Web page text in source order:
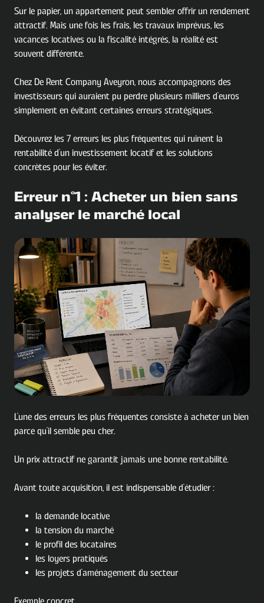
Sur le papier, un appartement peut sembler offrir un rendement
attractif. Mais une fois les frais, les travaux imprévus, les
vacances locatives ou la fiscalité intégrés, la réalité est
souvent différente.
Chez De Rent Company Aveyron, nous accompagnons des
investisseurs qui auraient pu perdre plusieurs milliers d'euros
simplement en évitant certaines erreurs stratégiques.
Découvrez les 7 erreurs les plus fréquentes qui ruinent la
rentabilité d'un investissement locatif et les solutions
concrètes pour les éviter.
Erreur n°1 : Acheter un bien sans
analyser le marché local
L'une des erreurs les plus fréquentes consiste à acheter un bien
parce qu'il semble peu cher.
Un prix attractif ne garantit jamais une bonne rentabilité.
Avant toute acquisition, il est indispensable d'étudier :
la demande locative
la tension du marché
le profil des locataires
les loyers pratiqués
les projets d'aménagement du secteur